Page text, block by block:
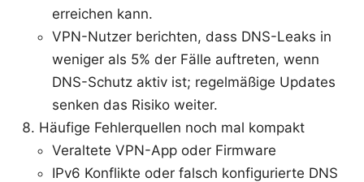
erreichen kann.
VPN-Nutzer berichten, dass DNS-Leaks in
weniger als 5% der Fälle auftreten, wenn
DNS-Schutz aktiv ist; regelmäßige Updates
senken das Risiko weiter.
Häufige Fehlerquellen noch mal kompakt
Veraltete VPN-App oder Firmware
IPv6 Konflikte oder falsch konfigurierte DNS